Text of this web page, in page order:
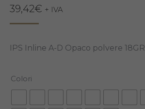
39,42€ + IVA
IPS Inline A-D Opaco polvere 18GR
Colori